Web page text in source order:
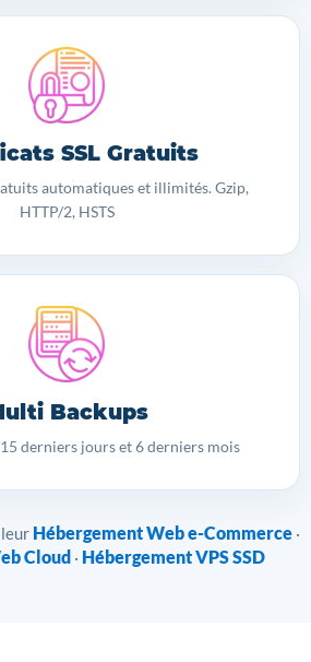
SSL Gratuits
automatiques et illimités. Gzip,
HTTP/2, HSTS
Backups
15 derniers jours et 6 derniers mois
Hébergement Web e-Commerce ·
Cloud · Hébergement VPS SSD